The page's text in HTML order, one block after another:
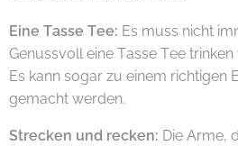
Eine Tasse Tee: Es muss nicht
Genussvoll eine Tasse Tee
Es kann sogar zu einem richtigen
gemacht werden.
Strecken und recken: Die Arme,